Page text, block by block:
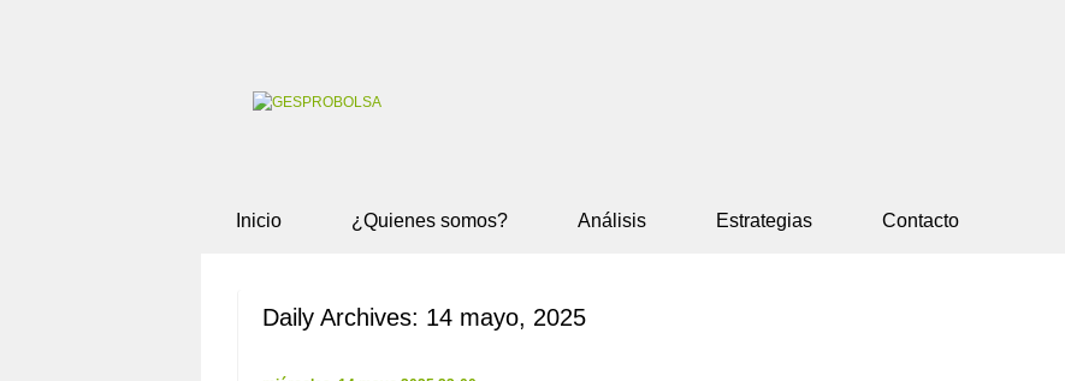
Inicio ¿Quienes somos? Análisis Estrategias Contacto
Daily Archives: 14 mayo, 2025